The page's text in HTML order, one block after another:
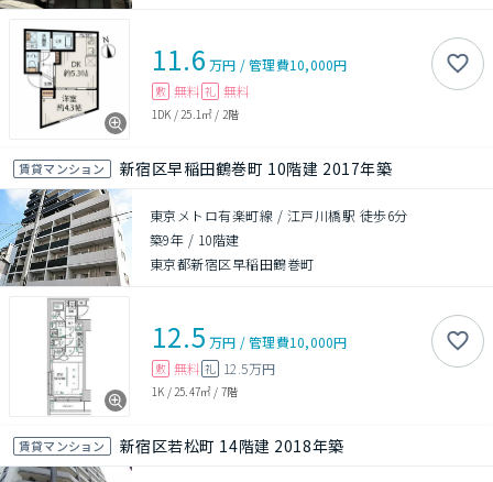
11.6 万円 /管理費10,000円
敷 無料 礼 無料
1DK / 25.1㎡ / 2階
賃貸マンション 新宿区早稲田鶴巻町 10階建 2017年築
東京メトロ有楽町線 / 江戸川橋駅 徒歩6分
築9年 / 10階建
東京都新宿区早稲田鶴巻町
12.5 万円 /管理費10,000円
敷 無料 礼 12.5万円
1K / 25.47㎡ / 7階
賃貸マンション 新宿区若松町 14階建 2018年築